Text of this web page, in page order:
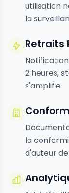
utilisation
la
Retraits
2 heures,
s'amplifie.
la
d'auteur de